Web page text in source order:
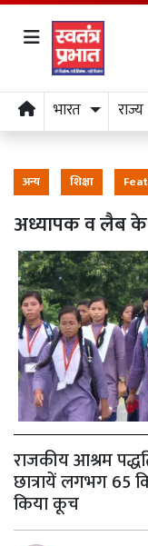
भारत राज्य
अन्य शिक्षा
अध्यापक व लैब
राजकीय आश्रम
छात्रायें लगभग
किया कूच